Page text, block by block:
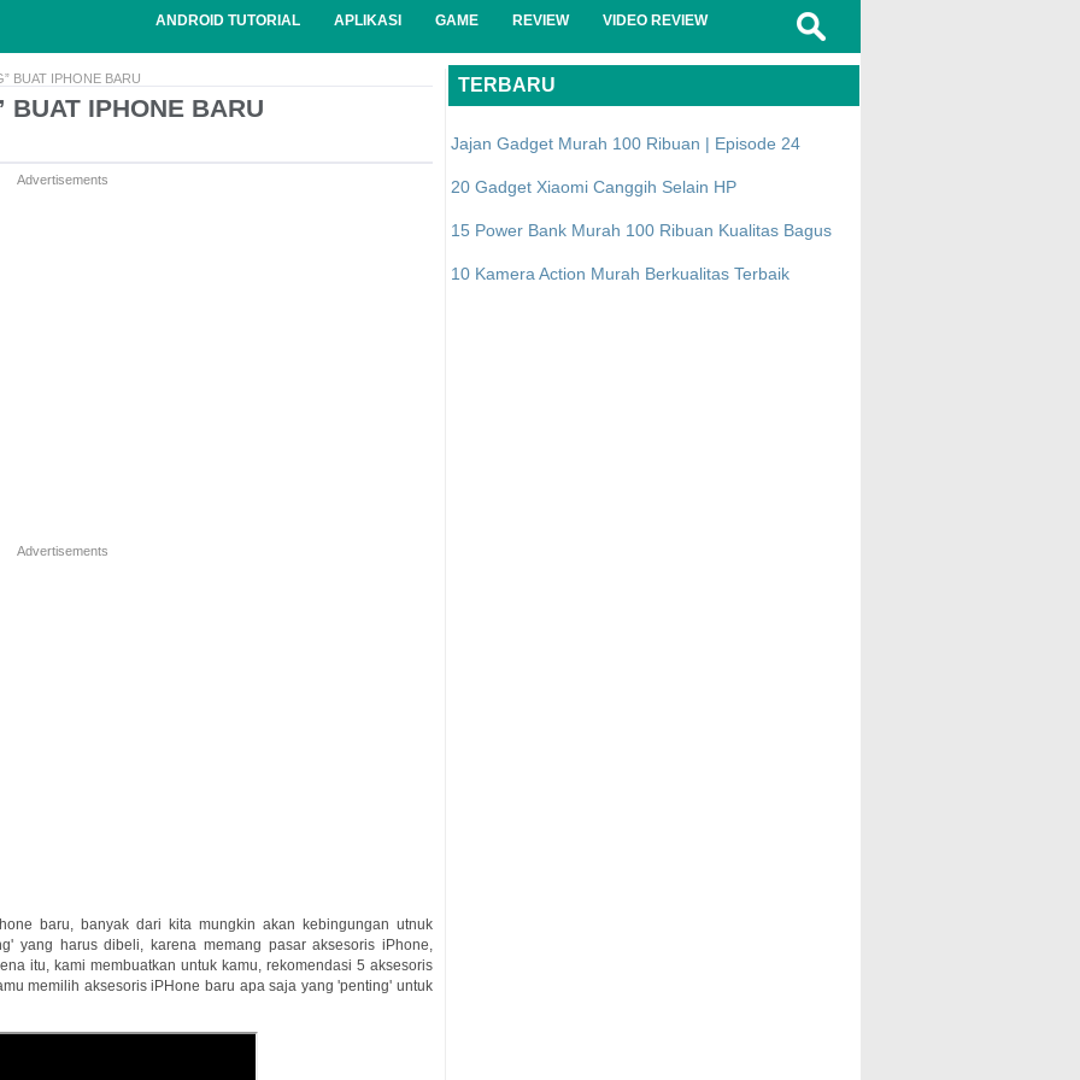
ANDROID TUTORIAL APLIKASI GAME REVIEW VIDEO REVIEW
BUAT IPHONE BARU
BUAT IPHONE BARU
Advertisements
Advertisements
baru, banyak dari kita mungkin akan kebingungan utnuk
yang harus dibeli, karena memang pasar aksesoris iPhone,
itu, kami membuatkan untuk kamu, rekomendasi 5 aksesoris
memilih aksesoris iPHone baru apa saja yang 'penting' untuk
TERBARU
Jajan Gadget Murah 100 Ribuan | Episode 24
20 Gadget Xiaomi Canggih Selain HP
15 Power Bank Murah 100 Ribuan Kualitas Bagus
10 Kamera Action Murah Berkualitas Terbaik